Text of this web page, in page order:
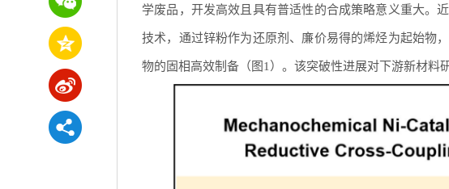
学废品，开发高效且具有普适性的合成策略意义重大。
技术，通过锌粉作为还原剂、廉价易得的烯烃为起始物
物的固相高效制备（图1）。该突破性进展对下游新材料